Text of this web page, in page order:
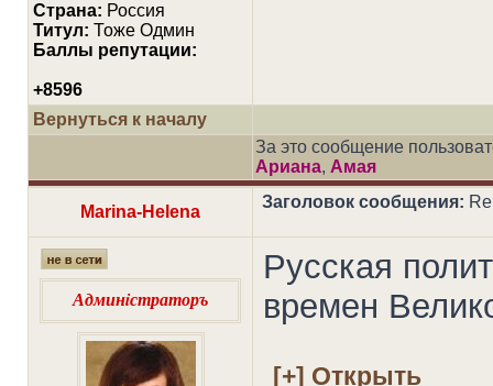
Страна: Россия
Титул: Тоже Одмин
Баллы репутации:
+8596
Вернуться к началу
За это сообщение
Ариана, Амая
Marina-Helena
Заголовок сообщения:
Админiстраторъ
Русская
времен